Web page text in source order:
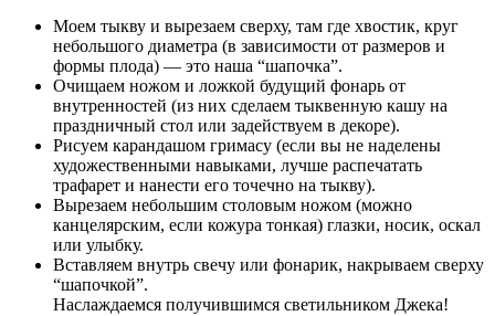
Моем тыкву и вырезаем сверху, там где хвостик, круг
небольшого диаметра (в зависимости от размеров и
формы плода) — это наша “шапочка”.
Очищаем ножом и ложкой будущий фонарь от
внутренностей (из них сделаем тыквенную кашу на
праздничный стол или задействуем в декоре).
Рисуем карандашом гримасу (если вы не наделены
художественными навыками, лучше распечатать
трафарет и нанести его точечно на тыкву).
Вырезаем небольшим столовым ножом (можно
канцелярским, если кожура тонкая) глазки, носик, оскал
или улыбку.
Вставляем внутрь свечу или фонарик, накрываем сверху
“шапочкой”.
Наслаждаемся получившимся светильником Джека!